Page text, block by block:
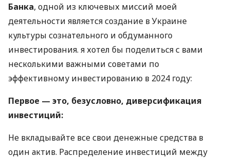
Банка, одной из ключевых миссий моей
деятельности является создание в Украине
культуры сознательного и обдуманного
инвестирования. я хотел бы поделиться с вами
несколькими важными советами по
эффективному инвестированию в 2024 году:
Первое — это, безусловно, диверсификация
инвестиций:
Не вкладывайте все свои денежные средства в
один актив. Распределение инвестиций между